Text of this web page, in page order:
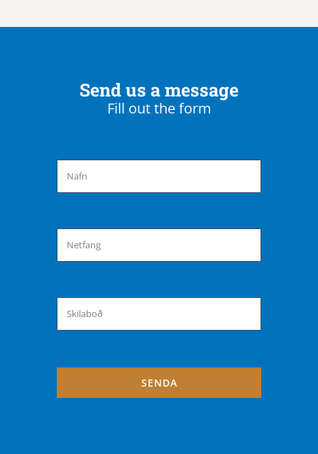
Send us a message
Fill out the form
SENDA